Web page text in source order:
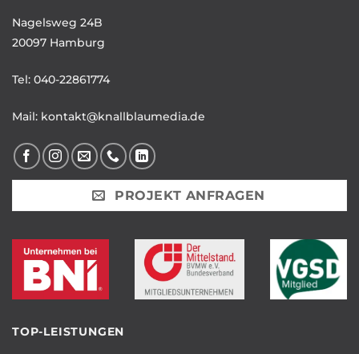
Nagelsweg 24B
20097 Hamburg
Tel: 040-22861774
Mail: kontakt@knallblaumedia.de
PROJEKT ANFRAGEN
TOP-LEISTUNGEN